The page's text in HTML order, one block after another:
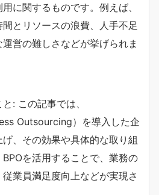
に関するものです。例えば、
とリソースの浪費、人手不足
営の難しさなどが挙げられま
: この記事では、
Outsourcing）を導入した企
、その効果や具体的な取り組
を活用することで、業務の
業員満足度向上などが実現さ